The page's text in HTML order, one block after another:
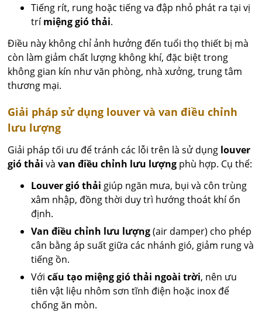
Tiếng rít, rung hoặc tiếng va đập nhỏ phát ra tại vị
trímiệng gió thải.
Điều này không chỉ ảnh hưởng đến tuổi thọ thiết bị mà
còn làm giảm chất lượng không khí, đặc biệt trong
không gian kín như văn phòng, nhà xưởng, trung tâm
thương mại.
Giải pháp sử dụng louver và van điều chỉnh
lưu lượng
Giải pháp tối ưu để tránh các lỗi trên là sử dụng louver
gió thải vàvan điều chỉnh lưu lượng phù hợp. Cụ thể:
Louver gió thải giúp ngăn mưa, bụi và côn trùng
xâm nhập, đồng thời duy trì hướng thoát khí ổn
định.
Van điều chỉnh lưu lượng(air damper) cho phép
cân bằng áp suất giữa các nhánh gió, giảm rung và
tiếng ồn.
Vớicấu tạo miệng gió thải ngoài trời, nên ưu
tiên vật liệu nhôm sơn tĩnh điện hoặc inox để
chống ăn mòn.